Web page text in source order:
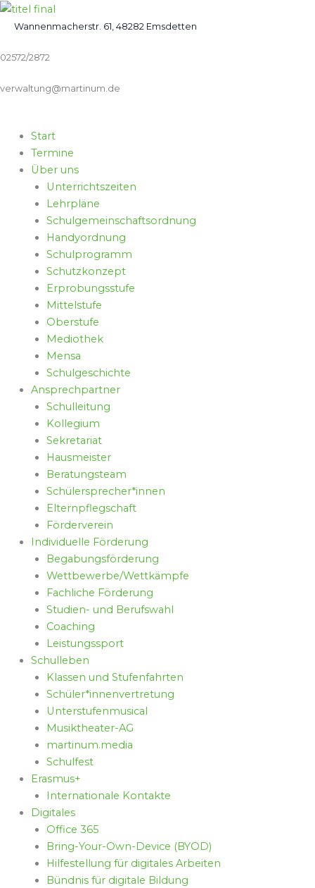
Zum
InhaltWannenmacherstr. 61, 48282 Emsdetten
02572/2872
verwaltung@martinum.de
Start
Termine
Über uns
Unterrichtszeiten
Lehrpläne
Schulgemeinschaftsordnung
Handyordnung
Schulprogramm
Schutzkonzept
Erprobungsstufe
Mittelstufe
Oberstufe
Mediothek
Mensa
Schulgeschichte
Ansprechpartner
Schulleitung
Kollegium
Sekretariat
Hausmeister
Beratungsteam
Schülersprecher*innen
Elternpflegschaft
Förderverein
Individuelle Förderung
Begabungsförderung
Wettbewerbe/Wettkämpfe
Fachliche Förderung
Studien- und Berufswahl
Coaching
Leistungssport
Schulleben
Klassen und Stufenfahrten
Schüler*innenvertretung
Unterstufenmusical
Musiktheater-AG
martinum.media
Schulfest
Erasmus+
Internationale Kontakte
Digitales
Office 365
Bring-Your-Own-Device (BYOD)
Hilfestellung für digitales Arbeiten
Bündnis für digitale Bildung